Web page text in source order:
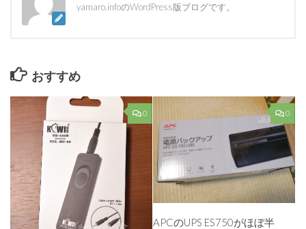
yamaro.infoのWordPress版ブログです。
おすすめ
0 0
APCのUPS ES750がほぼ半